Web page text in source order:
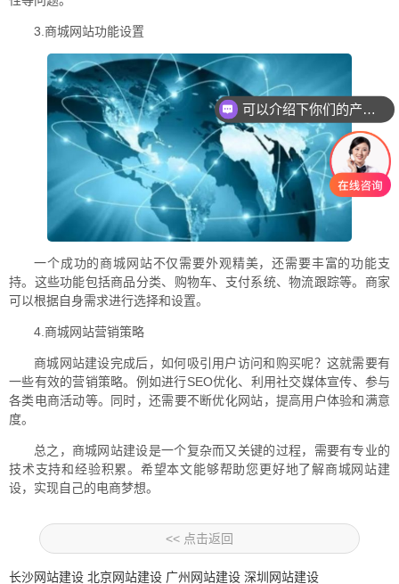
3.商城网站功能设置
一个成功的商城网站不仅需要外观精美，还需要丰富的功能支
持。这些功能包括商品分类、购物车、支付系统、物流跟踪等。商家
可以根据自身需求进行选择和设置。
4.商城网站营销策略
商城网站建设完成后，如何吸引用户访问和购买呢？这就需要有
一些有效的营销策略。例如进行SEO优化、利用社交媒体宣传、参与
各类电商活动等。同时，还需要不断优化网站，提高用户体验和满意
度。
总之，商城网站建设是一个复杂而又关键的过程，需要有专业的
技术支持和经验积累。希望本文能够帮助您更好地了解商城网站建
设，实现自己的电商梦想。
<< 点击返回
长沙网站建设 北京网站建设 广州网站建设 深圳网站建设
可以介绍下你们的产品么